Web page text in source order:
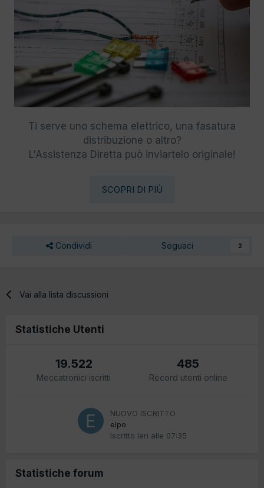
Ti serve uno schema elettrico, una fasatura
distribuzione o altro?
L'Assistenza Diretta può inviartelo originale!
SCOPRI DI PIÙ
Condividi Seguaci 2
Vai alla lista discussioni
Statistiche Utenti
19.522
Meccatronici iscritti
485
Record utenti online
NUOVO ISCRITTO
elpo
Iscritto Ieri alle 07:35
Statistiche forum